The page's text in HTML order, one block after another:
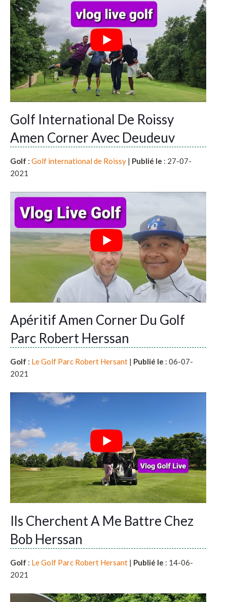
Golf International De Roissy
Amen Corner Avec Deudeuv
Golf : Golf international de Roissy | Publié le : 27-07-
2021
Apéritif Amen Corner Du Golf
Parc Robert Herssan
Golf : Le Golf Parc Robert Hersant | Publié le : 06-07-
2021
Ils Cherchent A Me Battre Chez
Bob Herssan
Golf : Le Golf Parc Robert Hersant | Publié le : 14-06-
2021